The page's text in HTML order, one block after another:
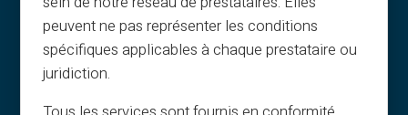
Aviso legal
Privacidade
Termos de uso
Cookies
IBAN & RIB
3D Secure
Ofertas especiais
peuvent ne pas représenter les conditions
spécifiques applicables à chaque prestataire ou
juridiction.